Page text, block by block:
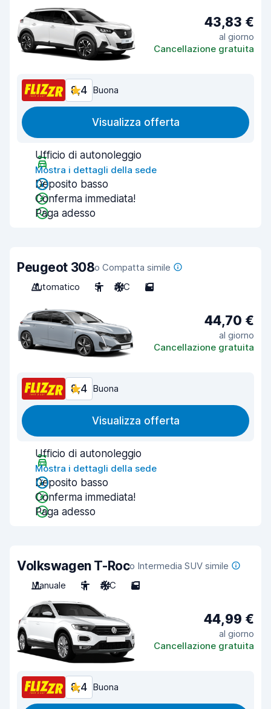
43,83 €
al giorno
Cancellazione gratuita
8,4 Buona
Visualizza offerta
Ufficio di autonoleggio
Mostra i dettagli della sede
Deposito basso
Conferma immediata!
Paga adesso
Peugeot 308o Compatta simile
Automatico
5 A/C 5
44,70 €
al giorno
Cancellazione gratuita
8,4 Buona
Visualizza offerta
Ufficio di autonoleggio
Mostra i dettagli della sede
Deposito basso
Conferma immediata!
Paga adesso
Volkswagen T-Roco Intermedia SUV simile
Manuale
5 A/C 5
44,99 €
al giorno
Cancellazione gratuita
8,4 Buona